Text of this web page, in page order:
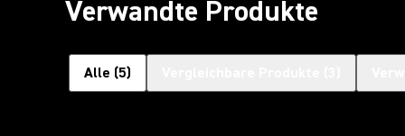
Verwandte Produkte
Alle (5)